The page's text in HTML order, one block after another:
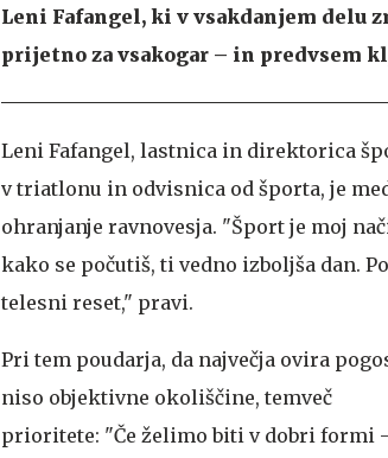
Leni Fafangel, ki v vsakdanjem delu
prijetno za vsakogar – in predvsem
Leni Fafangel, lastnica in direktorica
v triatlonu in odvisnica od športa, je
ohranjanje ravnovesja. "Šport je moj
kako se počutiš, ti vedno izboljša dan.
telesni reset," pravi.
Pri tem poudarja, da največja ovira
niso objektivne okoliščine, temveč
prioritete: "Če želimo biti v dobri formi